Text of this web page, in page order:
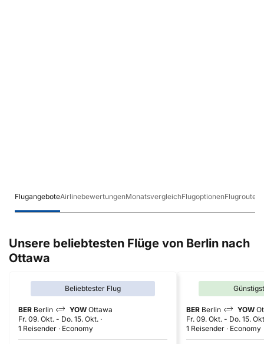
FlugangeboteAirlinebewertungenMonatsvergleichFlugoptionenFlugrouten
Unsere beliebtesten Flüge von Berlin nach
Ottawa
Beliebtester Flug
BER Berlin YOW Ottawa
Fr. 09. Okt. - Do. 15. Okt.
1 Reisender
Economy
BER Berlin YOW
Fr. 09. Okt. - Do. 15.
1 Reisender
Economy